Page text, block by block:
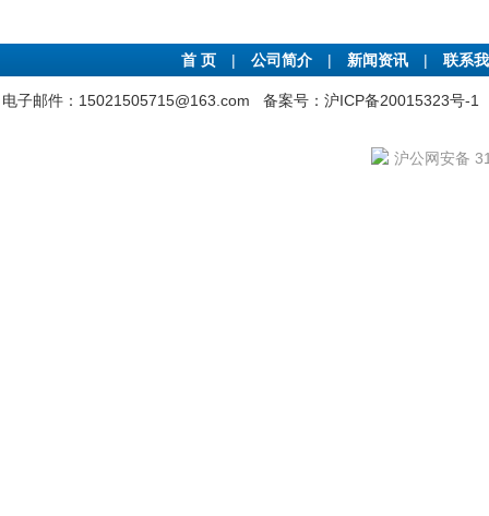
首 页 | 公司简介 | 新闻资讯 | 联系
电子邮件：15021505715@163.com 备案号：沪ICP备20015323号-1
沪公网安备